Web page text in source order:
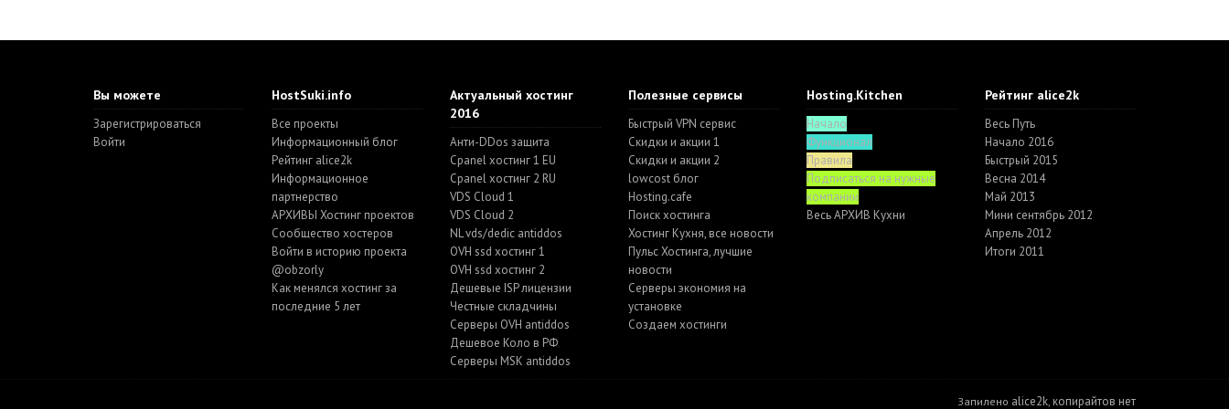
Вы можете
Зарегистрироваться
Войти
HostSuki.info
Все проекты
Информационный блог
Рейтинг alice2k
Информационное
партнерство
АРХИВЫ Хостинг проектов
Cообщество хостеров
Войти в историю проекта
@obzorly
Как менялся хостинг за
последние 5 лет
Актуальный хостинг
2016
Анти-DDos защита
Cpanel хостинг 1 EU
Cpanel хостинг 2 RU
VDS Cloud 1
VDS Cloud 2
NL vds/dedic antiddos
OVH ssd хостинг 1
OVH ssd хостинг 2
Дешевые ISP лицензии
Честные складчины
Серверы OVH antiddos
Дешевое Коло в РФ
Серверы MSK antiddos
Полезные сервисы
Быстрый VPN сервис
Скидки и акции 1
Скидки и акции 2
lowcost блог
Hosting.cafe
Поиск хостинга
Хостинг Кухня, все новости
Пульс Хостинга, лучшие
новости
Серверы экономия на
установке
Создаем хостинги
Hosting.Kitchen
Начало
Функционал
Правила
Подписаться на нужные
компании
Весь АРХИВ Кухни
Рейтинг alice2k
Весь Путь
Начало 2016
Быстрый 2015
Весна 2014
Май 2013
Мини сентябрь 2012
Апрель 2012
Итоги 2011
Запилено alice2k, копирайтов нет